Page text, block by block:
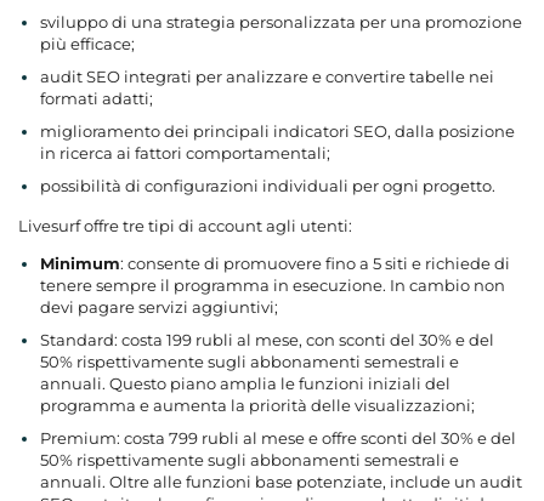
sviluppo di una strategia personalizzata per una promozione
più efficace;
audit SEO integrati per analizzare e convertire tabelle nei
formati adatti;
miglioramento dei principali indicatori SEO, dalla posizione
in ricerca ai fattori comportamentali;
possibilità di configurazioni individuali per ogni progetto.
Livesurf offre tre tipi di account agli utenti:
Minimum: consente di promuovere fino a 5 siti e richiede di
tenere sempre il programma in esecuzione. In cambio non
devi pagare servizi aggiuntivi;
Standard: costa 199 rubli al mese, con sconti del 30% e del
50% rispettivamente sugli abbonamenti semestrali e
annuali. Questo piano amplia le funzioni iniziali del
programma e aumenta la priorità delle visualizzazioni;
Premium: costa 799 rubli al mese e offre sconti del 30% e del
50% rispettivamente sugli abbonamenti semestrali e
annuali. Oltre alle funzioni base potenziate, include un audit